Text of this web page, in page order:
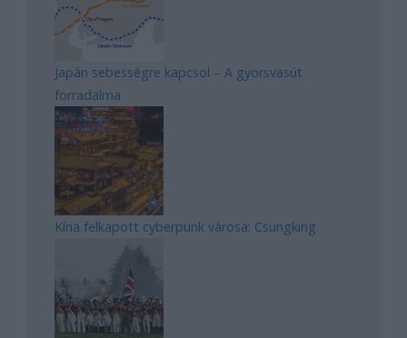
Japán sebességre kapcsol – A gyorsvasút
forradalma
Kína felkapott cyberpunk városa: Csungking